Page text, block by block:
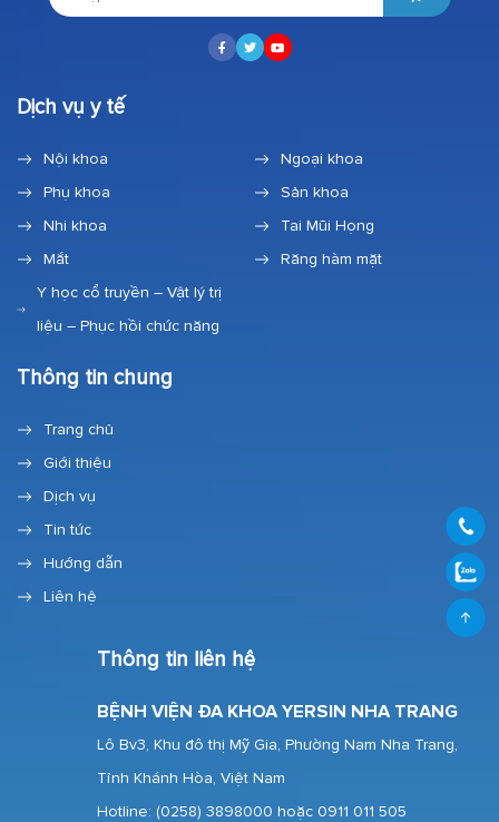
Dịch vụ y tế
Nội khoa
Ngoại khoa
Phụ khoa
Sản khoa
Nhi khoa
Tai Mũi Họng
Mắt
Răng hàm mặt
Y học cổ truyền – Vật lý trị
liệu – Phục hồi chức năng
Thông tin chung
Trang chủ
Giới thiệu
Dịch vụ
Tin tức
Hướng dẫn
Liên hệ
Thông tin liên hệ
BỆNH VIỆN ĐA KHOA YERSIN NHA TRANG
Lô Bv3, Khu đô thị Mỹ Gia, Phường Nam Nha Trang,
Tỉnh Khánh Hòa, Việt Nam
Hotline: (0258) 3898000 hoặc 0911 011 505